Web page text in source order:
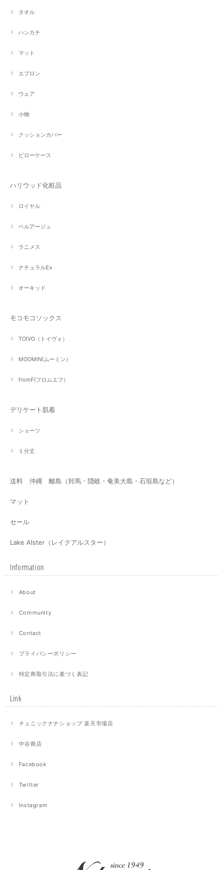
タオル
ハンカチ
マット
エプロン
ウェア
小物
クッションカバー
ピローケース
ハリウッド化粧品
ロイヤル
ベルアージュ
ラニメス
ナチュラルEx
オーキッド
モコモコソックス
TOIVO（トイヴォ）
MOOMIN(ムーミン）
fromF(フロムエフ）
デリケート肌着
ショーツ
１分丈
送料 沖縄 離島（対馬・隠岐・奄美大島・石垣島など）
マット
セール
Lake Alster（レイクアルスター）
Information
About
Community
Contact
プライバシーポリシー
特定商取引法に基づく表記
Link
チュニックナナショップ 楽天市場店
中谷商店
Facebook
Twitter
Instagram